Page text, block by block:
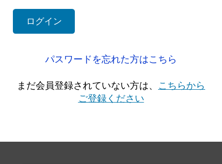
パスワードを忘れた方はこちら
まだ会員登録されていない方は、 こちらから
ご登録ください